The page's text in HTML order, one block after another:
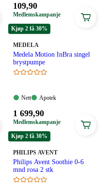
Pris:
109,90
kroner.
109,90
Medlemskampanje
Kjøp 2 få 30%
MERKE:
MEDELA
Medela Motion InBra singel
brystpumpe
Nett:
Nett
Apotek:
Apotek
Pris:
1
699,90
kroner.
1 699,90
Medlemskampanje
Kjøp 2 få 30%
MERKE:
PHILIPS AVENT
Philips Avent Soothie 0-6
mnd rosa 2 stk